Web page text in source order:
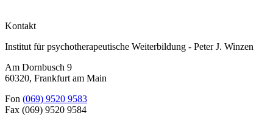
Kontakt
Institut für psychotherapeutische Weiterbildung - Peter J. Winzen
Am Dornbusch 9
60320, Frankfurt am Main
Fon (069) 9520 9583
Fax (069) 9520 9584